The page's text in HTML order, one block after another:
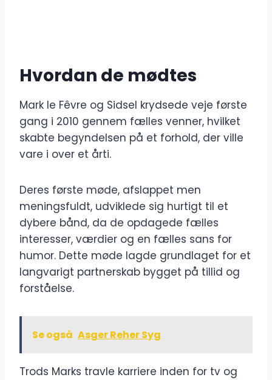
Hvordan de mødtes
Mark le Fêvre og Sidsel krydsede veje første
gang i 2010 gennem fælles venner, hvilket
skabte begyndelsen på et forhold, der ville
vare i over et årti.
Deres første møde, afslappet men
meningsfuldt, udviklede sig hurtigt til et
dybere bånd, da de opdagede fælles
interesser, værdier og en fælles sans for
humor. Dette møde lagde grundlaget for et
langvarigt partnerskab bygget på tillid og
forståelse.
Se også Asger Reher Syg
Trods Marks travle karriere inden for tv og